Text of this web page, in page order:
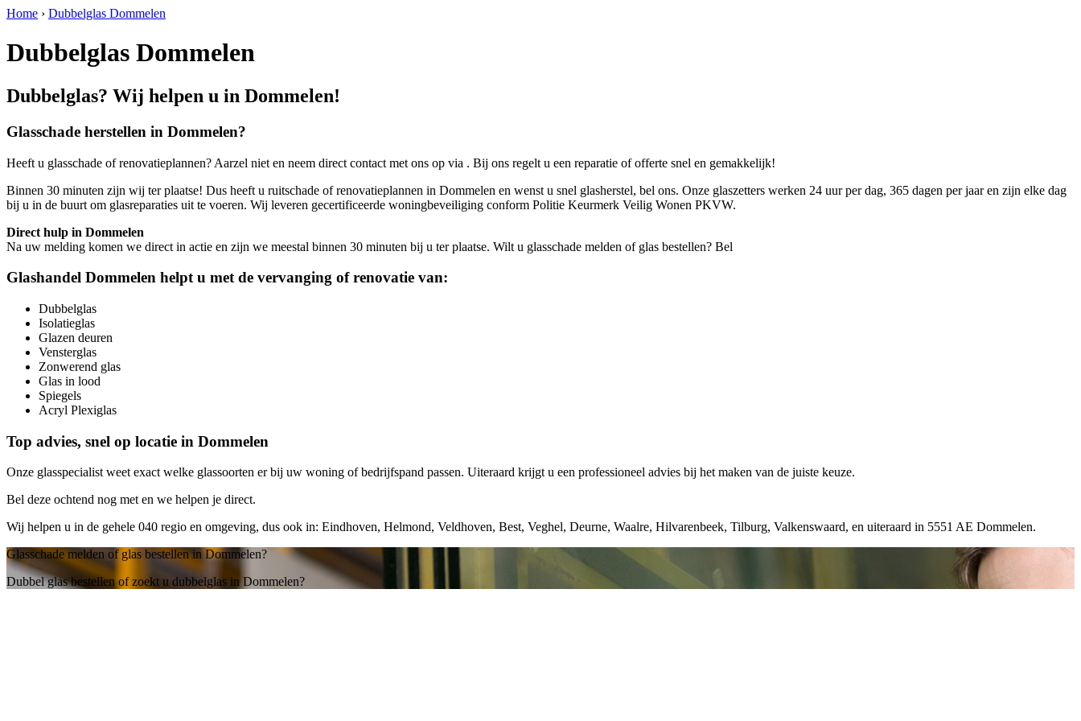
Home › Dubbelglas Dommelen
Dubbelglas Dommelen
Dubbelglas? Wij helpen u in Dommelen!
Glasschade herstellen in Dommelen?
Heeft u glasschade of renovatieplannen? Aarzel niet en neem direct contact met ons op via . Bij ons regelt u een reparatie of offerte snel en gemakkelijk!
Binnen 30 minuten zijn wij ter plaatse! Dus heeft u ruitschade of renovatieplannen in Dommelen en wenst u snel glasherstel, bel ons. Onze glaszetters werken 24 uur per dag, 365 dagen per jaar en zijn elke dag
bij u in de buurt om glasreparaties uit te voeren. Wij leveren gecertificeerde woningbeveiliging conform Politie Keurmerk Veilig Wonen PKVW.
Direct hulp in Dommelen
Na uw melding komen we direct in actie en zijn we meestal binnen 30 minuten bij u ter plaatse. Wilt u glasschade melden of glas bestellen? Bel
Glashandel Dommelen helpt u met de vervanging of renovatie van:
Dubbelglas
Isolatieglas
Glazen deuren
Vensterglas
Zonwerend glas
Glas in lood
Spiegels
Acryl Plexiglas
Top advies, snel op locatie in Dommelen
Onze glasspecialist weet exact welke glassoorten er bij uw woning of bedrijfspand passen. Uiteraard krijgt u een professioneel advies bij het maken van de juiste keuze.
Bel deze ochtend nog met en we helpen je direct.
Wij helpen u in de gehele 040 regio en omgeving, dus ook in: Eindhoven, Helmond, Veldhoven, Best, Veghel, Deurne, Waalre, Hilvarenbeek, Tilburg, Valkenswaard, en uiteraard in 5551 AE Dommelen.
Glasschade melden of glas bestellen in Dommelen?
Dubbel glas bestellen of zoekt u dubbelglas in Dommelen?